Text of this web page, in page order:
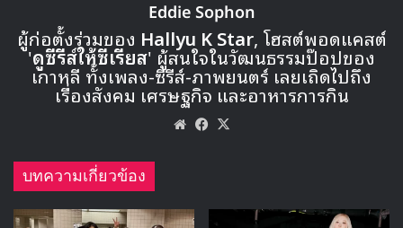
Eddie Sophon
ผู้ก่อตั้งร่วมของ Hallyu K Star, โฮสต์พอดแคสต์
'ดูซีรีส์ให้ซีเรียส' ผู้สนใจในวัฒนธรรมป๊อปของ
เกาหลี ทั้งเพลง-ซีรีส์-ภาพยนตร์ เลยเถิดไปถึง
เรื่องสังคม เศรษฐกิจ และอาหารการกิน
WebsiteFacebook
บทความเกี่ยวข้อง